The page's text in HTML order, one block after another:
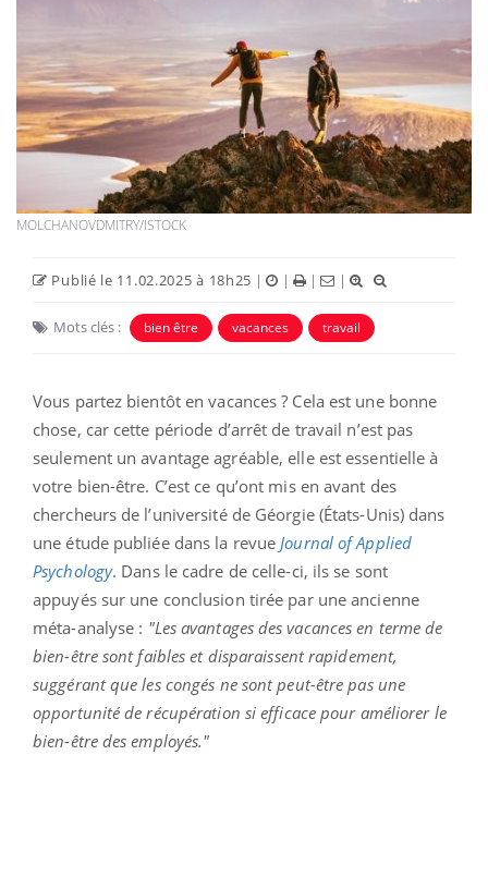
MOLCHANOVDMITRY/ISTOCK
Publié le 11.02.2025 à 18h25 | | | |
Mots clés : bien être vacances travail
Vous partez bientôt en vacances ? Cela est une bonne
chose, car cette période d’arrêt de travail n’est pas
seulement un avantage agréable, elle est essentielle à
votre bien-être. C’est ce qu’ont mis en avant des
chercheurs de l’université de Géorgie (États-Unis) dans
une étude publiée dans la revueJournal of Applied
Psychology. Dans le cadre de celle-ci, ils se sont
appuyés sur une conclusion tirée par une ancienne
méta-analyse : "Les avantages des vacances en terme de
bien-être sont faibles et disparaissent rapidement,
suggérant que les congés ne sont peut-être pas une
opportunité de récupération si efficace pour améliorer le
bien-être des employés."